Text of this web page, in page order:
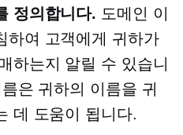
정의합니다. 도메인 이
하여 고객에게 귀하가
하는지 알릴 수 있습니
은 귀하의 이름을 귀
데 도움이 됩니다.